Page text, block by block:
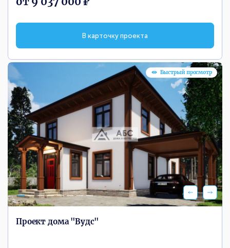
В карточку проекта
Проект дома "Вудс"
Быстрый просмотр